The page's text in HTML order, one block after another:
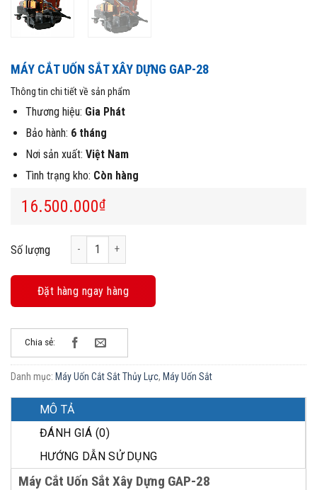
MÁY CẮT UỐN SẮT XÂY DỰNG GAP-28
Thông tin chi tiết về sản phẩm
Thương hiệu: Gia Phát
Bảo hành: 6 tháng
Nơi sản xuất: Việt Nam
Tình trạng kho: Còn hàng
16.500.000₫
Số lượng Máy Cắt Uốn Sắt Xây Dựng GAP-28 số lượng
Đặt hàng ngay hàng
Chia sẻ:
Danh mục: Máy Uốn Cắt Sắt Thủy Lực, Máy Uốn Sắt
MÔ TẢ
ĐÁNH GIÁ (0)
HƯỚNG DẪN SỬ DỤNG
Máy Cắt Uốn Sắt Xây Dựng GAP-28